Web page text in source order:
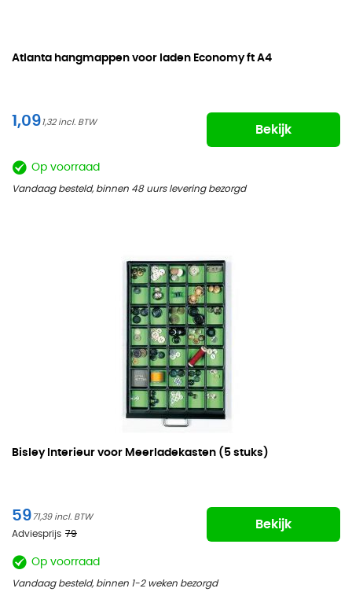
Atlanta hangmappen voor laden Economy ft A4
1,091,32
Bekijk
Op voorraad
Vandaag besteld, binnen 48 uurs levering bezorgd
Bisley Interieur voor Meerladekasten (5 stuks)
59 71,39
Adviesprijs 79
Bekijk
Op voorraad
Vandaag besteld, binnen 1-2 weken bezorgd